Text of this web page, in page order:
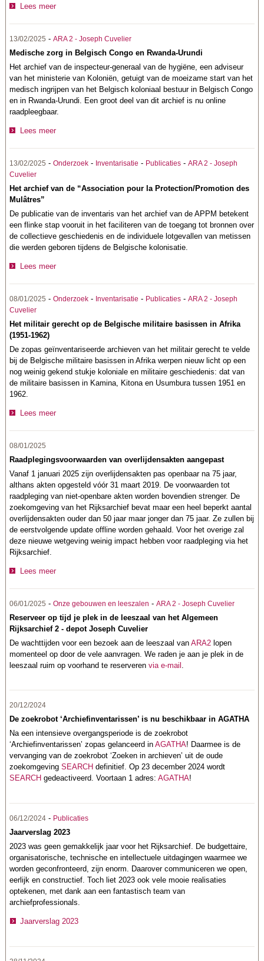
Lees meer
13/02/2025 -ARA 2 - Joseph Cuvelier
Medische zorg in Belgisch Congo en Rwanda-Urundi
Het archief van de inspecteur-generaal van de hygiëne, een adviseur
van het ministerie van Koloniën, getuigt van de moeizame start van het
medisch ingrijpen van het Belgisch koloniaal bestuur in Belgisch Congo
en in Rwanda-Urundi. Een groot deel van dit archief is nu online
raadpleegbaar.
Lees meer
13/02/2025 -Onderzoek - Inventarisatie - Publicaties -ARA 2 - Joseph
Cuvelier
Het archief van de “Association pour la Protection/Promotion des
Mulâtres”
De publicatie van de inventaris van het archief van de APPM betekent
een flinke stap vooruit in het faciliteren van de toegang tot bronnen over
de collectieve geschiedenis en de individuele lotgevallen van metissen
die werden geboren tijdens de Belgische kolonisatie.
Lees meer
08/01/2025 -Onderzoek - Inventarisatie - Publicaties -ARA 2 - Joseph
Cuvelier
Het militair gerecht op de Belgische militaire basissen in Afrika
(1951-1962)
De zopas geïnventariseerde archieven van het militair gerecht te velde
bij de Belgische militaire basissen in Afrika werpen nieuw licht op een
nog weinig gekend stukje koloniale en militaire geschiedenis: dat van
de militaire basissen in Kamina, Kitona en Usumbura tussen 1951 en
1962.
Lees meer
08/01/2025
Raadplegingsvoorwaarden van overlijdensakten aangepast
Vanaf 1 januari 2025 zijn overlijdensakten pas openbaar na 75 jaar,
althans akten opgesteld vóór 31 maart 2019. De voorwaarden tot
raadpleging van niet-openbare akten worden bovendien strenger. De
zoekomgeving van het Rijksarchief bevat maar een heel beperkt aantal
overlijdensakten ouder dan 50 jaar maar jonger dan 75 jaar. Ze zullen bij
de eerstvolgende update offline worden gehaald. Voor het overige zal
deze nieuwe wetgeving weinig impact hebben voor raadpleging via het
Rijksarchief.
Lees meer
06/01/2025 -Onze gebouwen en leeszalen -ARA 2 - Joseph Cuvelier
Reserveer op tijd je plek in de leeszaal van het Algemeen
Rijksarchief 2 - depot Joseph Cuvelier
De wachttijden voor een bezoek aan de leeszaal vanARA2 lopen
momenteel op door de vele aanvragen. We raden je aan je plek in de
leeszaal ruim op voorhand te reserverenvia e-mail
20/12/2024
De zoekrobot ‘Archiefinventarissen’ is nu beschikbaar in AGATHA
Na een intensieve overgangsperiode is de zoekrobot
‘Archiefinventarissen’ zopas gelanceerd inAGATHA! Daarmee is de
vervanging van de zoekrobot ‘Zoeken in archieven’ uit de oude
zoekomgevingSEARCH definitief. Op 23 december 2024 wordt
SEARCH gedeactiveerd. Voortaan 1 adres:AGATHA!
06/12/2024 - Publicaties
Jaarverslag 2023
2023 was geen gemakkelijk jaar voor het Rijksarchief. De budgettaire,
organisatorische, technische en intellectuele uitdagingen waarmee we
worden geconfronteerd, zijn enorm. Daarover communiceren we open,
eerlijk en constructief. Toch liet 2023 ook vele mooie realisaties
optekenen, met dank aan een fantastisch team van
archiefprofessionals.
Jaarverslag 2023